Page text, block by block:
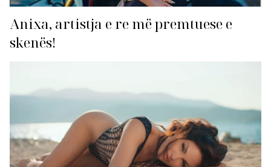
Anixa, artistja e re më premtuese e
skenës!